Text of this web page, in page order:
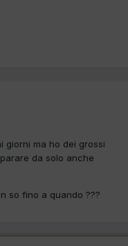
giorni ma ho dei grossi
da solo anche
so fino a quando ???